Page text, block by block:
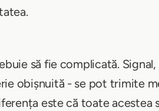
să fie complicată.
obișnuită - se pot trimite
este că toate